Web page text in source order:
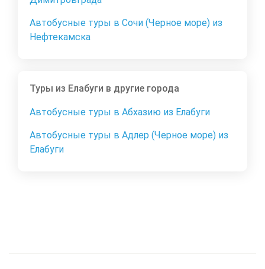
Автобусные туры в Сочи (Черное море) из
Нефтекамска
Туры из Елабуги в другие города
Автобусные туры в Абхазию из Елабуги
Автобусные туры в Адлер (Черное море) из
Елабуги